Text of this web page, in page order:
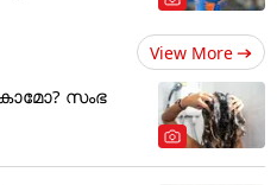
View More
സംഭ